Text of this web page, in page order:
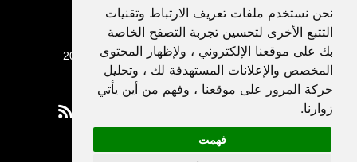
نحن نستخدم ملفات تعريف الارتباط وتقنيات
التتبع الأخرى لتحسين تجربة التصفح الخاصة
بك على موقعنا الإلكتروني ، ولإظهار المحتوى
المخصص والإعلانات المستهدفة لك ، وتحليل
حركة المرور على موقعنا ، وفهم من أين يأتي
زوارنا.
فهمت
جميع الحقوق محفوظة لدنيا الوطن © 2003 - 2022
Privacy Policy